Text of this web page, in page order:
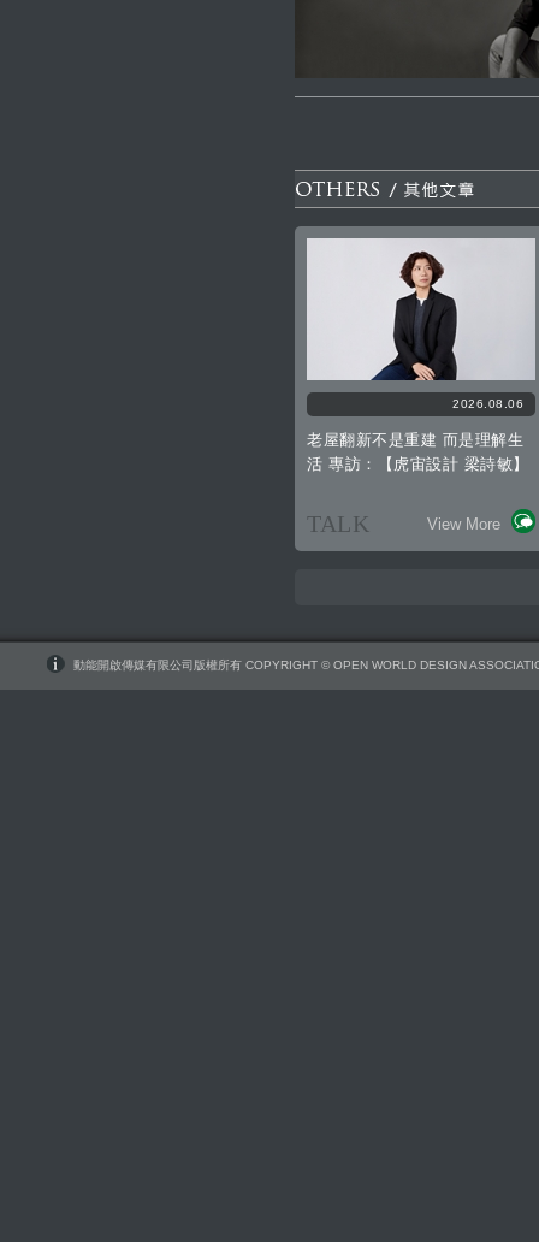
2026.08.06
老屋翻新不是重建 而是理解生
活 專訪：【虎宙設計 梁詩敏】
TALK View More
動能開啟傳媒有限公司版權所有 COPYRIGHT © OPEN WORLD DESIGN